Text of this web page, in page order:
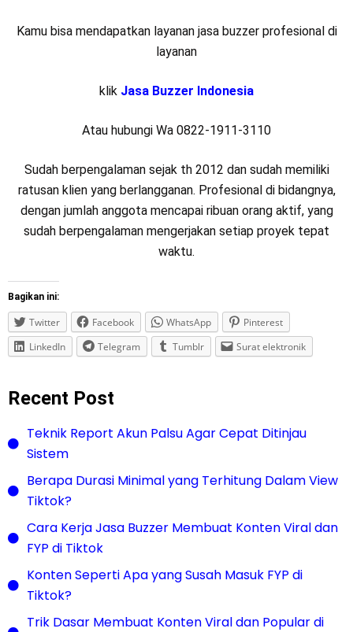
Kamu bisa mendapatkan layanan jasa buzzer profesional di
layanan
klik Jasa Buzzer Indonesia
Atau hubungi Wa 0822-1911-3110
Sudah berpengalaman sejak th 2012 dan sudah memiliki
ratusan klien yang berlangganan. Profesional di bidangnya,
dengan jumlah anggota mencapai ribuan orang aktif, yang
sudah berpengalaman mengerjakan setiap proyek tepat
waktu.
Bagikan ini:
Twitter Facebook WhatsApp
Pinterest
LinkedIn
Telegram Tumblr Surat elektronik
Recent Post
Teknik Report Akun Palsu Agar Cepat Ditinjau
Sistem
Berapa Durasi Minimal yang Terhitung Dalam View
Tiktok?
Cara Kerja Jasa Buzzer Membuat Konten Viral dan
FYP di Tiktok
Konten Seperti Apa yang Susah Masuk FYP di
Tiktok?
Trik Dasar Membuat Konten Viral dan Popular di